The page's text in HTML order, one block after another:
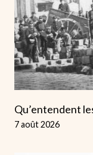
Qu’entendent
7 août 2026